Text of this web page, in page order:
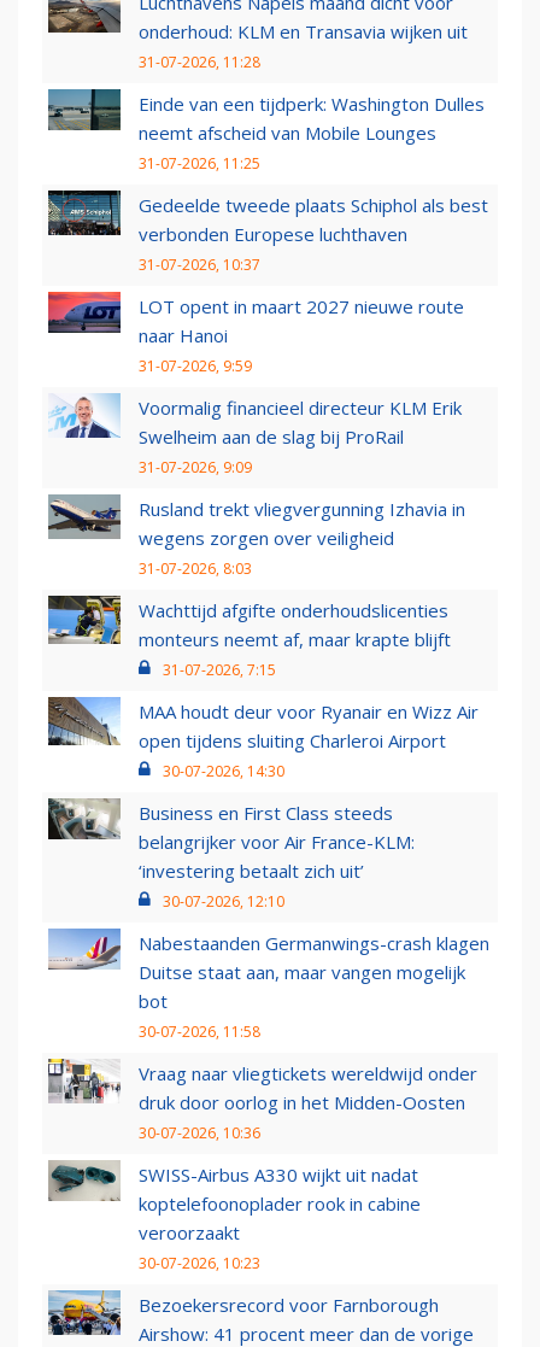
onderhoud: KLM en Transavia wijken uit
31-07-2026, 11:28
Einde van een tijdperk: Washington Dulles
neemt afscheid van Mobile Lounges
31-07-2026, 11:25
Gedeelde tweede plaats Schiphol als best
verbonden Europese luchthaven
31-07-2026, 10:37
LOT opent in maart 2027 nieuwe route
naar Hanoi
31-07-2026, 9:59
Voormalig financieel directeur KLM Erik
Swelheim aan de slag bij ProRail
31-07-2026, 9:09
Rusland trekt vliegvergunning Izhavia in
wegens zorgen over veiligheid
31-07-2026, 8:03
Wachttijd afgifte onderhoudslicenties
monteurs neemt af, maar krapte blijft
31-07-2026, 7:15
MAA houdt deur voor Ryanair en Wizz Air
open tijdens sluiting Charleroi Airport
30-07-2026, 14:30
Business en First Class steeds
belangrijker voor Air France-KLM:
‘investering betaalt zich uit’
30-07-2026, 12:10
Nabestaanden Germanwings-crash klagen
Duitse staat aan, maar vangen mogelijk
bot
30-07-2026, 11:58
Vraag naar vliegtickets wereldwijd onder
druk door oorlog in het Midden-Oosten
30-07-2026, 10:36
SWISS-Airbus A330 wijkt uit nadat
koptelefoonoplader rook in cabine
veroorzaakt
30-07-2026, 10:23
Bezoekersrecord voor Farnborough
Airshow: 41 procent meer dan de vorige